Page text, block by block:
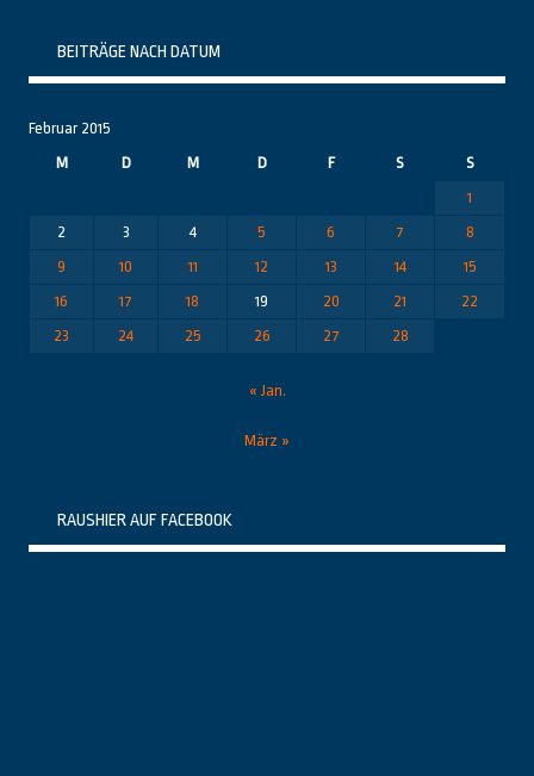
BEITRÄGE NACH DATUM
Februar 2015
M
D M D F S
S
1
2
3 4 5 6 7
8
9
10 11 12 13 14
15
16
17 18 19 20 21
22
23
24 25 26 27 28
« Jan.
März »
RAUSHIER AUF FACEBOOK